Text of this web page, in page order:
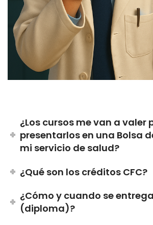
¿Los cursos me van a valer
presentarlos en una Bolsa
mi servicio de salud?
¿Qué son los créditos CFC?
¿Cómo y cuando se
(diploma)?